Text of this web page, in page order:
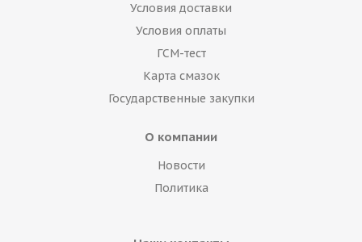
Условия доставки
Условия оплаты
ГСМ-тест
Карта смазок
Государственные закупки
О компании
Новости
Политика